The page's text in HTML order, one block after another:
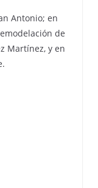
Antonio; en
de
Martínez, y en